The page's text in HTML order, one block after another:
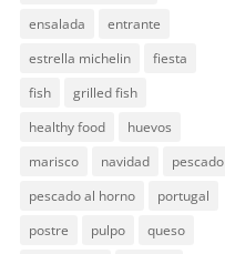
ensalada
entrante
estrella michelin
fiesta
fish
grilled fish
healthy food
huevos
marisco
navidad
pescado
pescado al horno
portugal
postre
pulpo
queso